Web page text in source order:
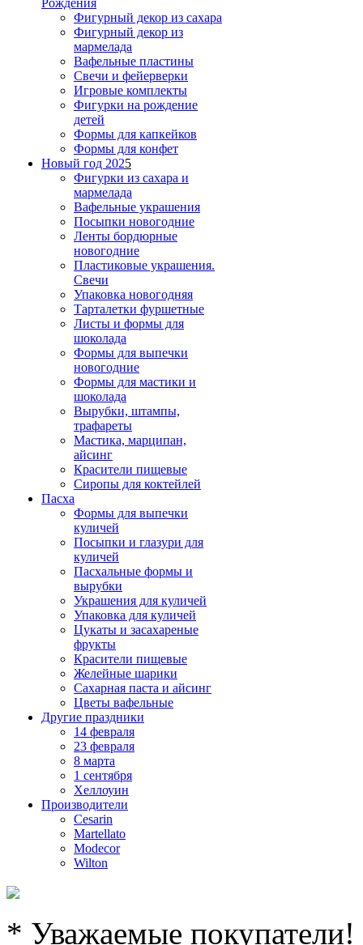
Фигурный декор из сахара
Фигурный декор из
мармелада
Вафельные пластины
Свечи и фейерверки
Игровые комплекты
Фигурки на рождение
детей
Формы для капкейков
Формы для конфет
Новый год 2025
Фигурки из сахара и
мармелада
Вафельные украшения
Посыпки новогодние
Ленты бордюрные
новогодние
Пластиковые украшения.
Свечи
Упаковка новогодняя
Тарталетки фуршетные
Листы и формы для
шоколада
Формы для выпечки
новогодние
Формы для мастики и
шоколада
Вырубки, штампы,
трафареты
Мастика, марципан,
айсинг
Красители пищевые
Сиропы для коктейлей
Пасха
Формы для выпечки
куличей
Посыпки и глазури для
куличей
Пасхальные формы и
вырубки
Украшения для куличей
Упаковка для куличей
Цукаты и засахареные
фрукты
Красители пищевые
Желейные шарики
Сахарная паста и айсинг
Цветы вафельные
Другие праздники
14 февраля
23 февраля
8 марта
1 сентября
Хеллоуин
Производители
Cesarin
Martellato
Modecor
Wilton
* Уважаемые покупатели!